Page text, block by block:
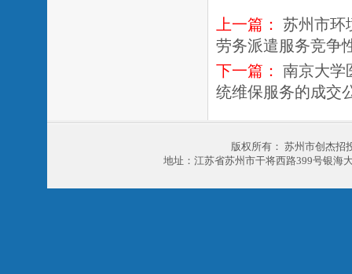
上一篇：
苏州市环
劳务派遣服务竞争
下一篇：
南京大学
统维保服务的成交
版权所有： 苏州市创杰
地址：江苏省苏州市干将西路399号银海